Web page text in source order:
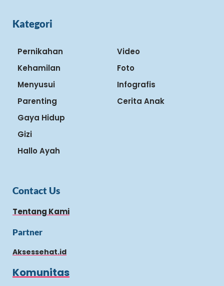
Kategori
Pernikahan
Kehamilan
Menyusui
Parenting
Gaya Hidup
Gizi
Hallo Ayah
Video
Foto
Infografis
Cerita Anak
Contact Us
Tentang Kami
Partner
Aksessehat.id
Komunitas